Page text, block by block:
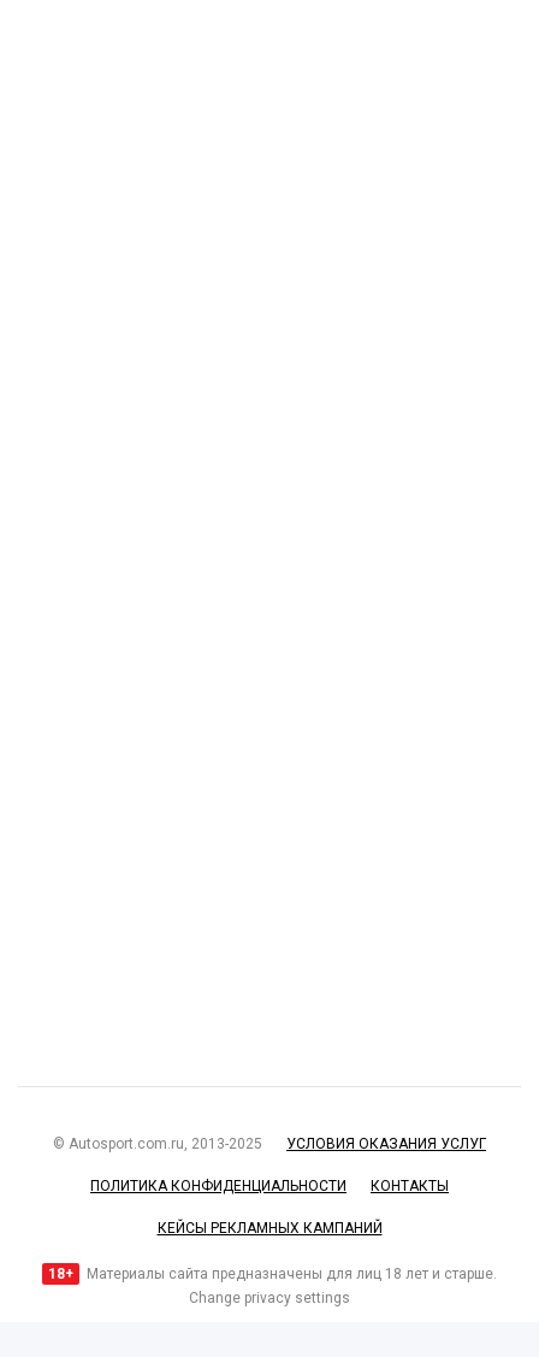
© Autosport.com.ru, 2013-2025 УСЛОВИЯ ОКАЗАНИЯ УСЛУГ
ПОЛИТИКА КОНФИДЕНЦИАЛЬНОСТИ КОНТАКТЫ
КЕЙСЫ РЕКЛАМНЫХ КАМПАНИЙ
18+
Материалы сайта предназначены для лиц 18 лет и старше.
Change privacy settings